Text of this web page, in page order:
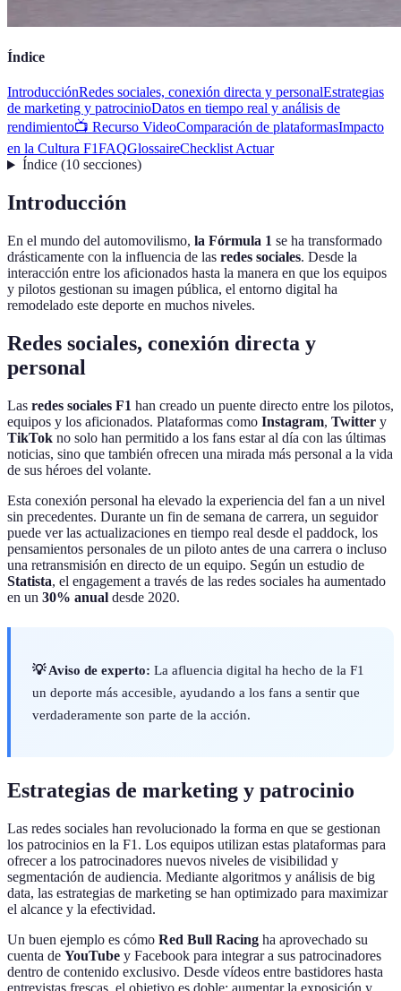
Índice
IntroducciónRedes sociales, conexión directa y personalEstrategias
de marketing y patrocinioDatos en tiempo real y análisis de
rendimiento📺 Recurso VideoComparación de plataformasImpacto
en la Cultura F1FAQGlossaireChecklist Actuar
Índice(10 secciones)
Introducción
En el mundo del automovilismo, la Fórmula 1 se ha transformado
drásticamente con la influencia de las redes sociales. Desde la
interacción entre los aficionados hasta la manera en que los equipos
y pilotos gestionan su imagen pública, el entorno digital ha
remodelado este deporte en muchos niveles.
Redes sociales, conexión directa y
personal
Las redes sociales F1 han creado un puente directo entre los pilotos,
equipos y los aficionados. Plataformas como Instagram, Twitter y
TikTok no solo han permitido a los fans estar al día con las últimas
noticias, sino que también ofrecen una mirada más personal a la vida
de sus héroes del volante.
Esta conexión personal ha elevado la experiencia del fan a un nivel
sin precedentes. Durante un fin de semana de carrera, un seguidor
puede ver las actualizaciones en tiempo real desde el paddock, los
pensamientos personales de un piloto antes de una carrera o incluso
una retransmisión en directo de un equipo. Según un estudio de
Statista, el engagement a través de las redes sociales ha aumentado
en un 30% anual desde 2020.
💡 Aviso de experto: La afluencia digital ha hecho de la F1
un deporte más accesible, ayudando a los fans a sentir que
verdaderamente son parte de la acción.
Estrategias de marketing y patrocinio
Las redes sociales han revolucionado la forma en que se gestionan
los patrocinios en la F1. Los equipos utilizan estas plataformas para
ofrecer a los patrocinadores nuevos niveles de visibilidad y
segmentación de audiencia. Mediante algoritmos y análisis de big
data, las estrategias de marketing se han optimizado para maximizar
el alcance y la efectividad.
Un buen ejemplo es cómo Red Bull Racing ha aprovechado su
cuenta de YouTube y Facebook para integrar a sus patrocinadores
dentro de contenido exclusivo. Desde vídeos entre bastidores hasta